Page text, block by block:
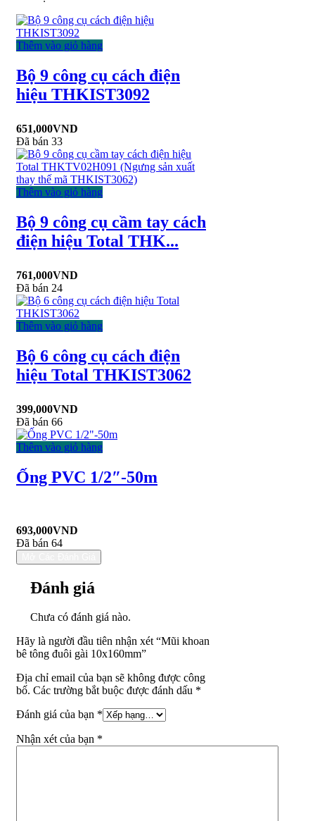
Thêm vào giỏ hàng
Bộ 9 công cụ cách điện
hiệu THKIST3092
651,000VND
Đã bán 33
Thêm vào giỏ hàng
Bộ 9 công cụ cầm tay cách
điện hiệu Total THK...
761,000VND
Đã bán 24
Thêm vào giỏ hàng
Bộ 6 công cụ cách điện
hiệu Total THKIST3062
399,000VND
Đã bán 66
Thêm vào giỏ hàng
Ống PVC 1/2″-50m
693,000VND
Đã bán 64
Đánh giá
Chưa có đánh giá nào.
Hãy là người đầu tiên nhận xét “Mũi khoan
bê tông đuôi gài 10x160mm”
Địa chỉ email của bạn sẽ không được công
bố. Các trường bắt buộc được đánh dấu *
Đánh giá của bạn *
Nhận xét của bạn *